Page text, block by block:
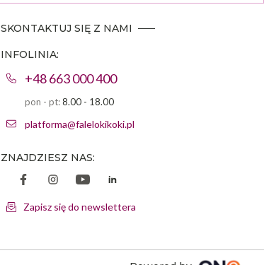
SKONTAKTUJ SIĘ Z NAMI
INFOLINIA:
+48 663 000 400
pon - pt:8.00 - 18.00
platforma@falelokikoki.pl
ZNAJDZIESZ NAS:
Zapisz się do newslettera